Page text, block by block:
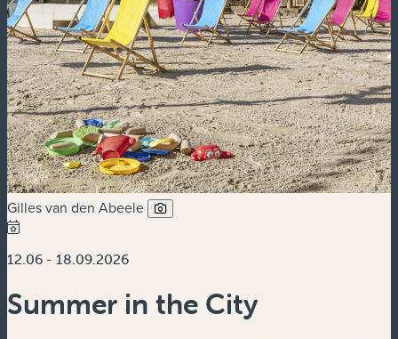
Gilles van den Abeele
12.06 - 18.09.2026
Summer in the City